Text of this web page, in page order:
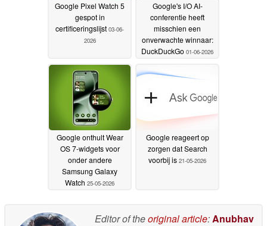
Google Pixel Watch 5
gespot in
certificeringslijst 03-06-
2026
Google's I/O AI-
conferentie heeft
misschien een
onverwachte winnaar:
DuckDuckGo 01-06-2026
Google onthult Wear
OS 7-widgets voor
onder andere
Samsung Galaxy
Watch 25-05-2026
Google reageert op
zorgen dat Search
voorbij is 21-05-2026
Editor of theoriginal article:Anubhav